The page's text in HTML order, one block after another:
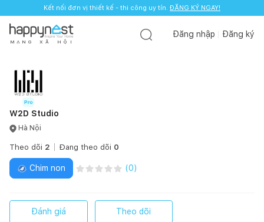
Kết nối đơn vị thiết kế - thi công uy tín. ĐĂNG KÝ NGAY!
M Ạ N G X Ã H Ộ I
Đăng nhập Đăng ký
W2D Studio
Hà Nội
Theo dõi 2 Đang theo dõi 0
Chim non (0)
Đánh giá Theo dõi